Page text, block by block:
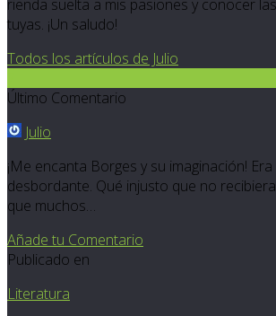
rienda suelta a mis pasiones y conocer
tuyas. ¡Un saludo!
Todos los artículos de Julio
Último Comentario
Julio
¡Me encanta Borges y su imaginación!
desbordante. Qué injusto que no
que muchos…
Añade tu Comentario
Publicado en
Literatura